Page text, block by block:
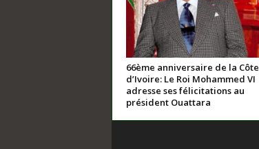
66ème anniversaire de la Côte
d’Ivoire: Le Roi Mohammed VI
adresse ses félicitations au
président Ouattara